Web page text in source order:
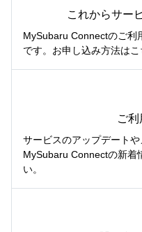
これからサー
MySubaru Connectのご利
です。お申し込み方法はこ
ご
サービスのアップデートや
MySubaru Connectの新着
い。